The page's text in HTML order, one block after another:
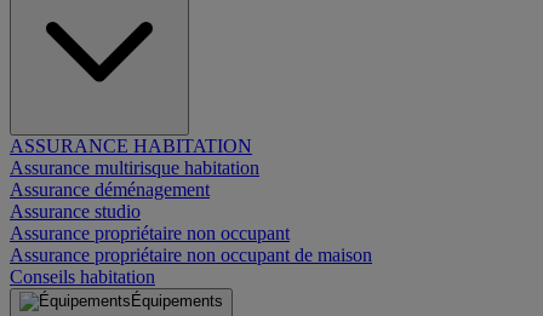
ASSURANCE HABITATION
Assurance multirisque habitation
Assurance déménagement
Assurance studio
Assurance propriétaire non occupant
Assurance propriétaire non occupant de maison
Conseils habitation
Équipements